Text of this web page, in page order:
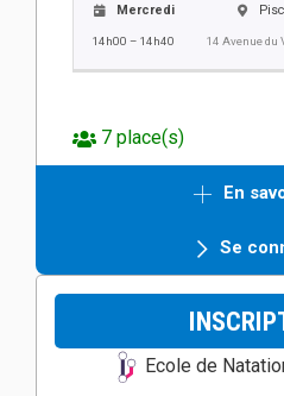
Mercredi
14h00 – 14h40 14 Avenue du
7 place(s)
En
Se
Ecole de